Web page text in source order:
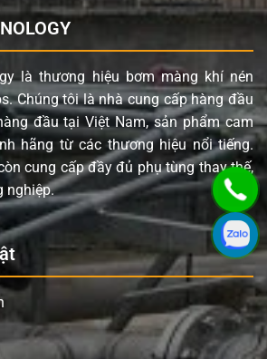
Độ Nhớt Cao Là Gì?
nhớt caolà loại bơm công nghiệp
và bơm các chất lỏng có độ đặc lớn
bồn chứa. Khác với các loại bơm
bơm này có cơ chế hút mạnh, cấu
và khả năng xử lý chất lỏng có độ
bị tắc nghẽn.
loại bơm này được sử dụng để bơm:
là thương hiệu bơm màng khí nén
Chúng tôi là nhà cung cấp hàng đầu
đầu tại Việt Nam, sản phẩm cam
hãng từ các thương hiệu nổi tiếng.
cung cấp đầy đủ phụ tùng thay thế,
nghiệp.